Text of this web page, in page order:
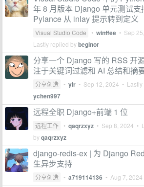
年 8 月版本 Django 单元测试支
Pylance 从 inlay 提示转到定义
Visual Studio Code • winffee • Sep
Lastly replied bybeginor
分享一个 Django 写的 RSS 开
注于关键词过滤和 AI 总结和摘
分享创造 • yir • Sep 12, 2024 •
ychen997
远程全职 Django+前端 1 位
远程工作 • qaqrzxyz • Sep 8, 2024 •
byqaqrzxyz
django-redis-ex | 为 Django
生异步支持
分享创造 • a719114136 • Aug 7, 2024